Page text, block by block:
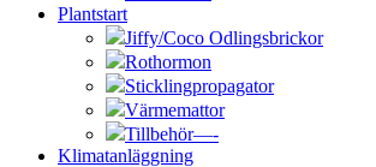
Plantstart
Jiffy/Coco Odlingsbrickor
Rothormon
Sticklingpropagator
Värmemattor
Tillbehör—-
Klimatanläggning